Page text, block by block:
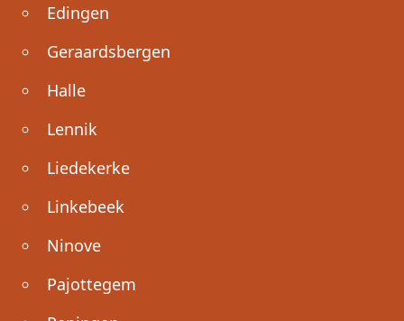
Edingen
Geraardsbergen
Halle
Lennik
Liedekerke
Linkebeek
Ninove
Pajottegem